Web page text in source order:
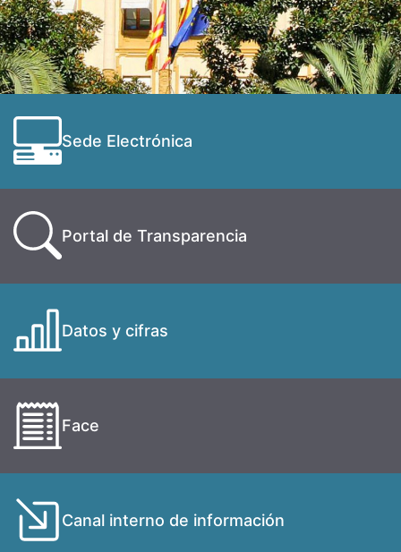
Sede Electrónica
Portal de Transparencia
Datos y cifras
Face
Canal interno de información